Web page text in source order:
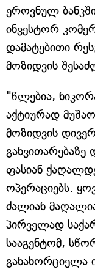
ეროვნულ
ინვესტორ
დამატებითი
მოზიდვის
"წლებია,
აქტიურად
მოზიდვის
ფასიან
ოპერაციებს.
ძალიან
პირველად
სააგენტომ,
განახორციელა